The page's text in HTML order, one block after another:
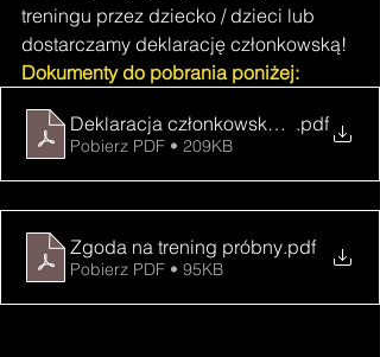
treningu przez dziecko / dzieci lub
dostarczamy deklarację członkowską!
Dokumenty do pobrania poniżej:
Deklaracja członkowska KS.pdf
Pobierz PDF • 209KB
Zgoda na trening próbny.pdf
Pobierz PDF • 95KB